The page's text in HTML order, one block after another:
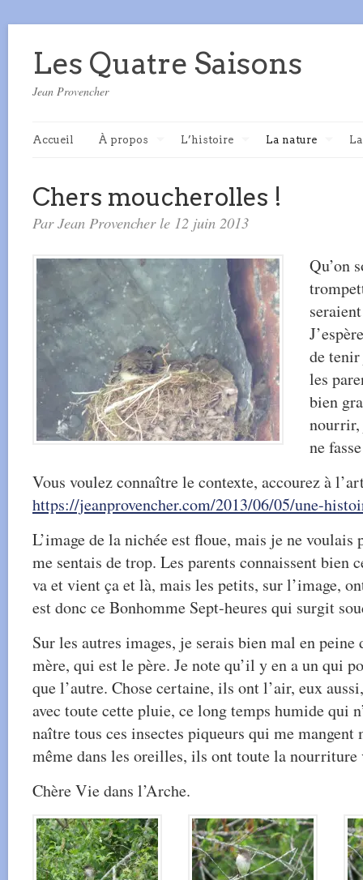
Les Quatre Saisons
Jean Provencher
Accueil À propos L’histoire La nature
Chers moucherolles !
Par Jean Provencher le 12 juin 2013
Qu’on
de
les
bien
nourrir,
ne
Vous voulez connaître le contexte, accourez à
https://jeanprovencher.com/2013/06/05/une-
L’image de la nichée est floue, mais je ne voulais
me sentais de trop. Les parents connaissent bien
va et vient ça et là, mais les petits, sur l’image,
est donc ce Bonhomme Sept-heures qui surgit
Sur les autres images, je serais bien mal en
mère, qui est le père. Je note qu’il y en a un qui
que l’autre. Chose certaine, ils ont l’air, eux
avec toute cette pluie, ce long temps humide qui
naître tous ces insectes piqueurs qui me
même dans les oreilles, ils ont toute la
Chère Vie dans l’Arche.